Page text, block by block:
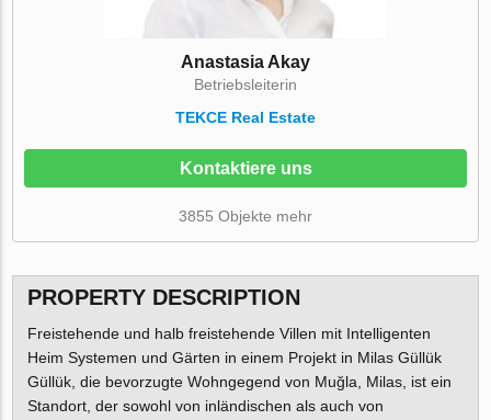
Anastasia Akay
Betriebsleiterin
TEKCE Real Estate
Kontaktiere uns
3855 Objekte mehr
PROPERTY DESCRIPTION
Freistehende und halb freistehende Villen mit Intelligenten
Heim Systemen und Gärten in einem Projekt in Milas Güllük
Güllük, die bevorzugte Wohngegend von Muğla, Milas, ist ein
Standort, der sowohl von inländischen als auch von